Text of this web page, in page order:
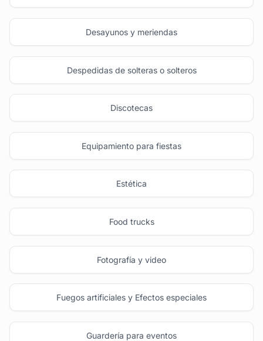
Desayunos y meriendas
Despedidas de solteras o solteros
Discotecas
Equipamiento para fiestas
Estética
Food trucks
Fotografía y video
Fuegos artificiales y Efectos especiales
Guardería para eventos